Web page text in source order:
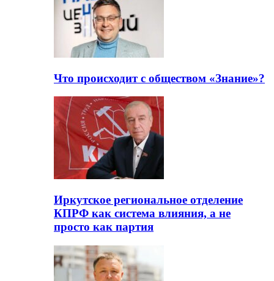
Что происходит с обществом «Знание»?
Иркутское региональное отделение
КПРФ как система влияния, а не
просто как партия